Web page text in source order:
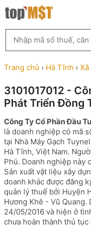
Chuyển
đến
kiếm
MST
theo
tên
ty,
người
diện
hoặc
mã
số
thuế
...
Trang chủ › Hà Tĩnh › Xã
3101017012 -
Phát Triển Đồng
Công Ty Cổ Phần Đầu
là doanh nghiệp có mã
tại Nhà Máy Gạch
Hà Tĩnh, Việt Nam.
Phú. Doanh nghiệp này
Sản xuất vật liệu xây
doanh khác được đăng
quản lý thuế bởi Huyện
Hương Khê - Vũ
24/05/2016 và hiện ở
chưa hoàn thành thủ tục